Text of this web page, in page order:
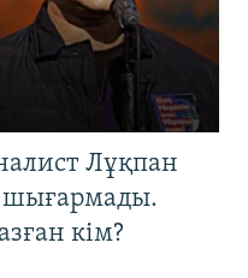
Лұқпан
шығармады.
кім?